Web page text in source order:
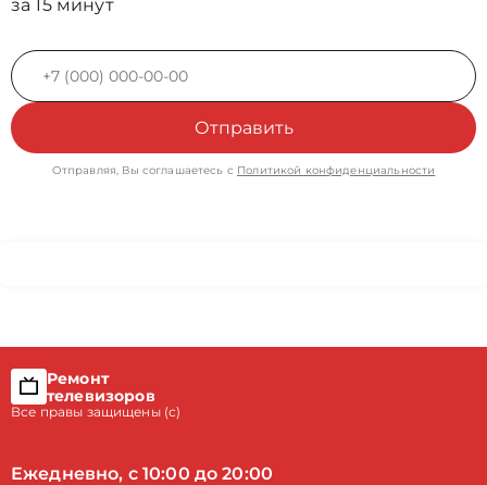
за 15 минут
Отправить
Отправляя, Вы соглашаетесь с Политикой конфиденциальности
Ремонт
телевизоров
Все правы защищены (с)
Ежедневно, с 10:00 до 20:00